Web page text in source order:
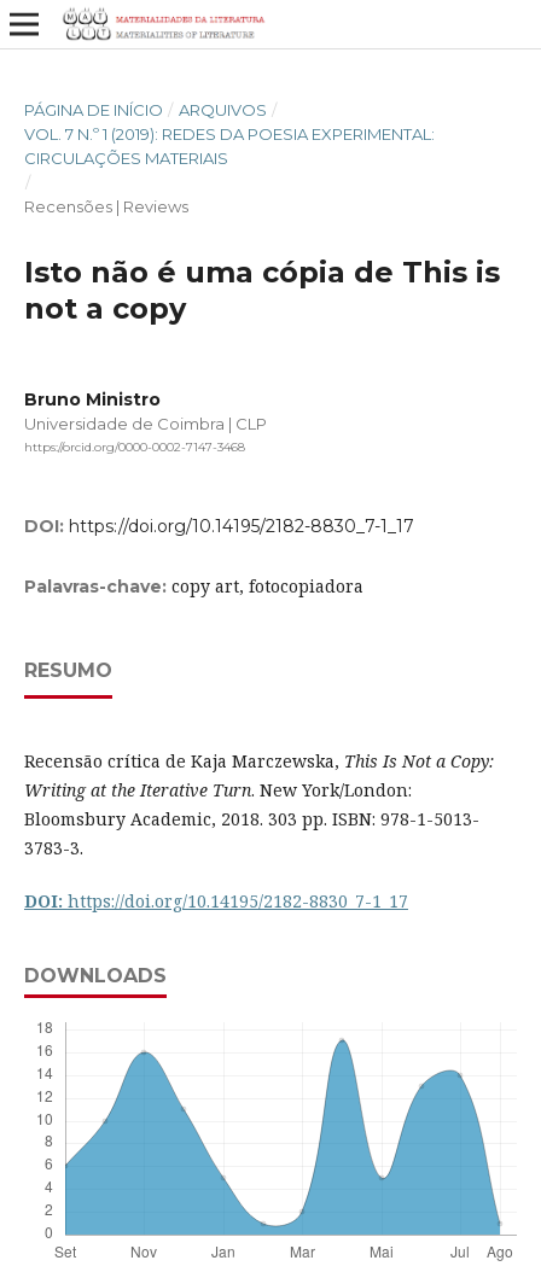
PÁGINA DE INÍCIO / ARQUIVOS /
VOL. 7 N.º 1 (2019): REDES DA POESIA EXPERIMENTAL:
CIRCULAÇÕES MATERIAIS
/
Recensões | Reviews
Isto não é uma cópia de This is
not a copy
Bruno Ministro
Universidade de Coimbra | CLP
https://orcid.org/0000-0002-7147-3468
DOI: https://doi.org/10.14195/2182-8830_7-1_17
Palavras-chave: copy art, fotocopiadora
RESUMO
Recensão crítica de Kaja Marczewska, This Is Not a Copy:
Writing at the Iterative Turn. New York/London:
Bloomsbury Academic, 2018. 303 pp. ISBN: 978-1-5013-
3783-3.
DOI: https://doi.org/10.14195/2182-8830_7-1_17
DOWNLOADS